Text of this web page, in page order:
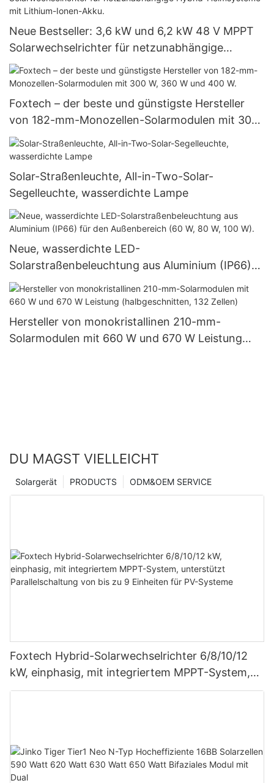
Neue Bestseller: 3,6 kW und 6,2 kW 48 V MPPT
Solarwechselrichter für netzunabhängige
Hybrid-Heimsysteme mit Lithium-Ionen-Akku.
Foxtech – der beste und günstigste Hersteller
von 182-mm-Monozellen-Solarmodulen mit 300
W, 360 W und 400 W.
Solar-Straßenleuchte, All-in-Two-Solar-
Segelleuchte, wasserdichte Lampe
Neue, wasserdichte LED-
Solarstraßenbeleuchtung aus Aluminium (IP66)
für den Außenbereich (60 W, 80 W, 100 W).
Hersteller von monokristallinen 210-mm-
Solarmodulen mit 660 W und 670 W Leistung
DU MAGST VIELLEICHT
ODM&OEM SERVICE
PRODUCTS
Solargerät
Foxtech Hybrid-Solarwechselrichter 6/8/10/12
kW, einphasig, mit integriertem MPPT-System,
unterstützt Parallelschaltung von bis zu 9